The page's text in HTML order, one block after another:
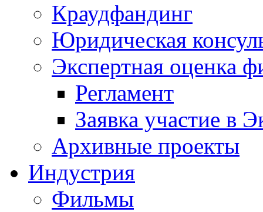
Краудфандинг
Юридическая
Экспертная оценка
Регламент
Заявка участие в
Архивные проекты
Индустрия
Фильмы